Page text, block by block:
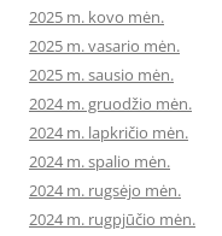
2025 m. kovo mėn.
2025 m. vasario mėn.
2025 m. sausio mėn.
2024 m. gruodžio mėn.
2024 m. lapkričio mėn.
2024 m. spalio mėn.
2024 m. rugsėjo mėn.
2024 m. rugpjūčio mėn.